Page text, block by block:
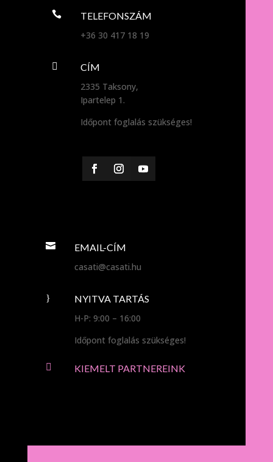

TELEFONSZÁM
+36 30 417 18 19

CÍM
2335 Taksony,
Ipartelep 1.
Időpont foglalás szükséges!

EMAIL-CÍM
casati@casati.hu
}
NYITVA TARTÁS
H-P: 9:00 – 16:00
Időpont foglalás szükséges!
 KIEMELT PARTNEREINK